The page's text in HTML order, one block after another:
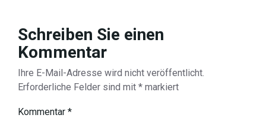
Schreiben Sie einen
Kommentar
Ihre E-Mail-Adresse wird nicht veröffentlicht.
Erforderliche Felder sind mit * markiert
Kommentar *